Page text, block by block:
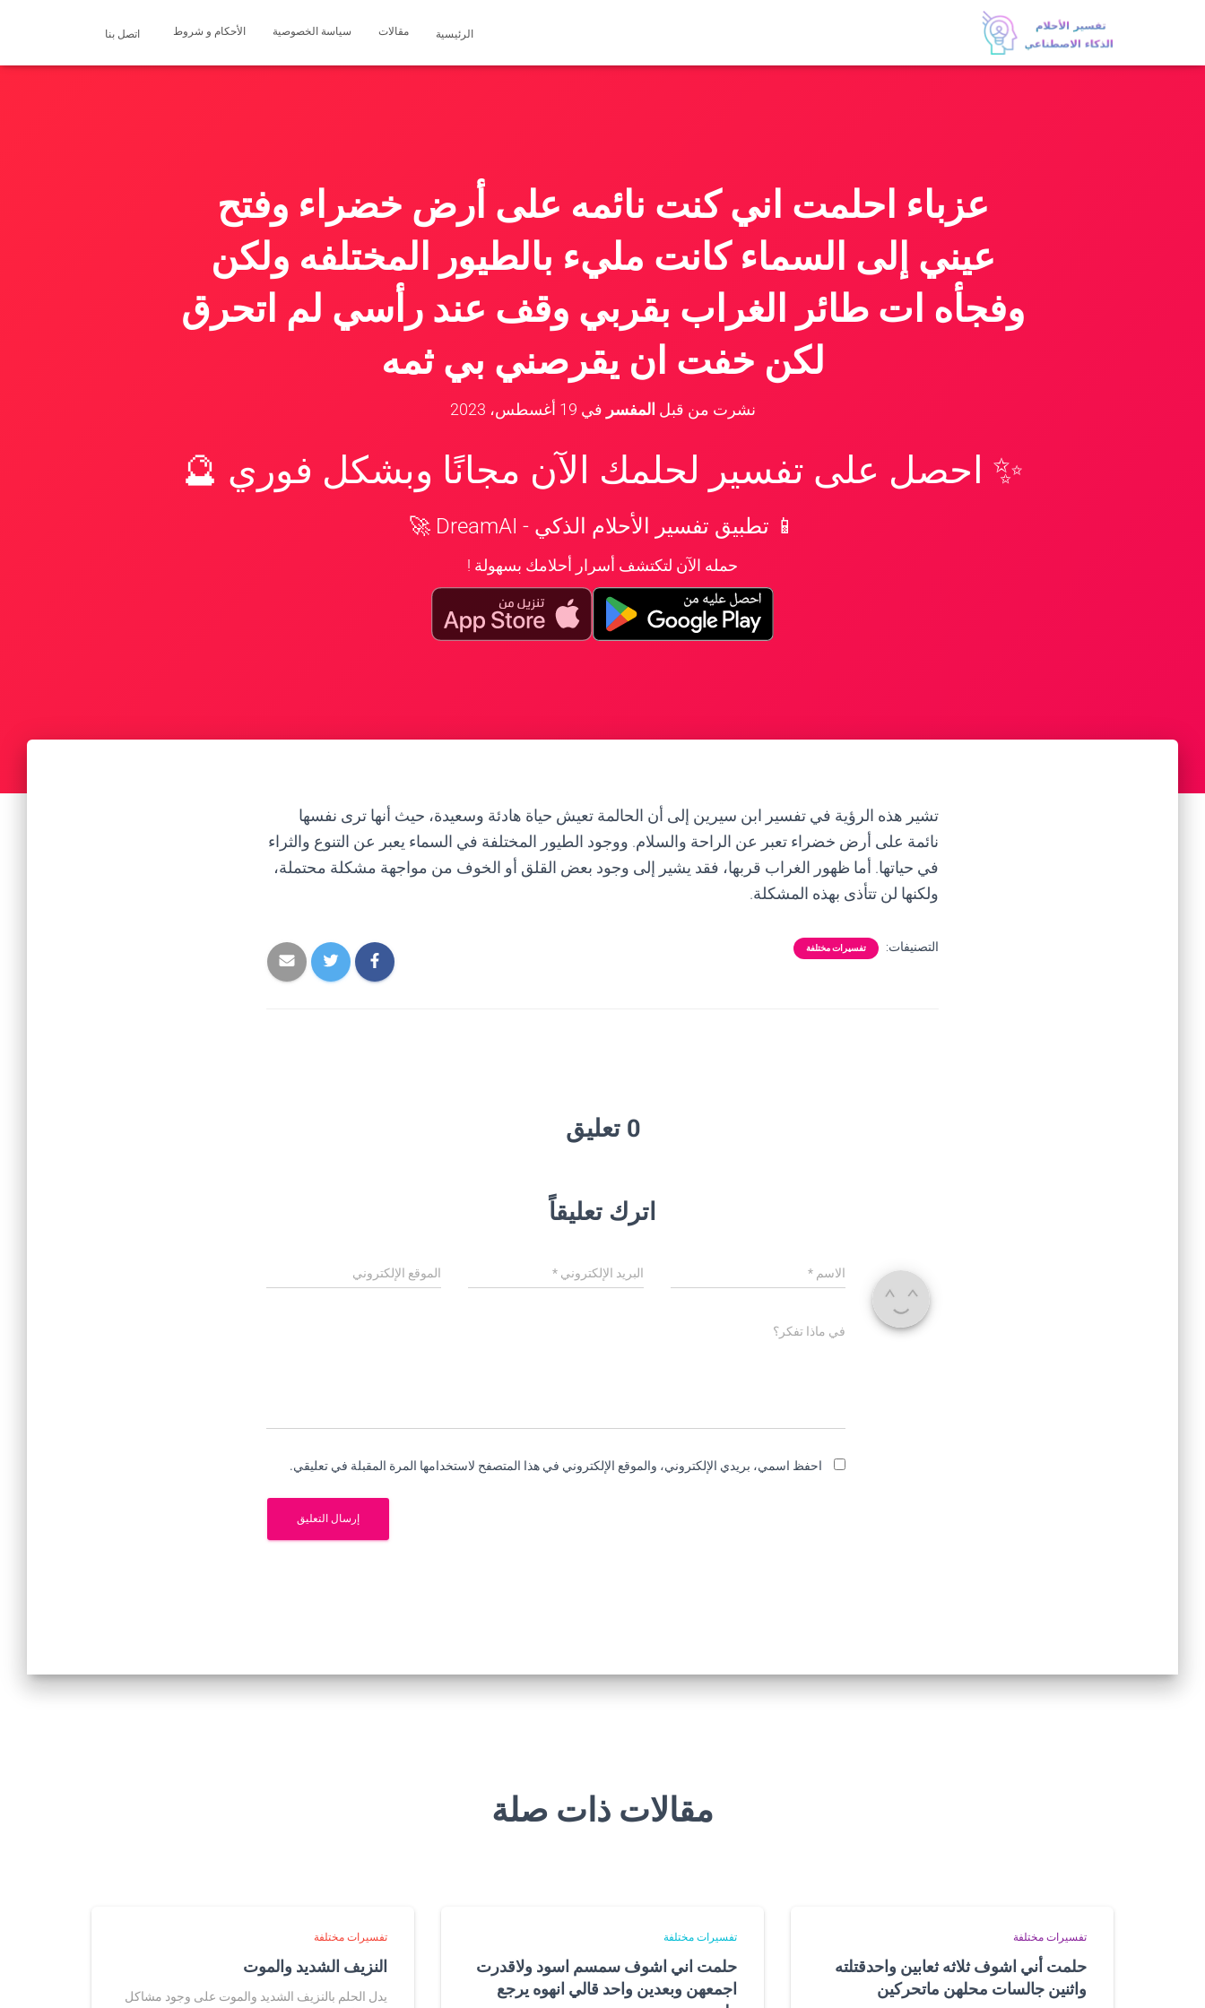
الرئيسية مقالات سياسة الخصوصية الأحكام و شروط اتصل بنا
عزباء احلمت اني كنت نائمه على أرض خضراء وفتح
عيني إلى السماء كانت مليء بالطيور المختلفه ولكن
وفجأه ات طائر الغراب بقربي وقف عند رأسي لم اتحرق
لكن خفت ان يقرصني بي ثمه
نشرت من قبل المفسر في 19 أغسطس، 2023
✨ احصل على تفسير لحلمك الآن مجانًا وبشكل فوري 🔮
📱 تطبيق تفسير الأحلام الذكي - DreamAI 🚀
حمله الآن لتكتشف أسرار أحلامك بسهولة !
تشير هذه الرؤية في تفسير ابن سيرين إلى أن الحالمة تعيش حياة هادئة وسعيدة، حيث أنها ترى نفسها
نائمة على أرض خضراء تعبر عن الراحة والسلام. ووجود الطيور المختلفة في السماء يعبر عن التنوع والثراء
في حياتها. أما ظهور الغراب قربها، فقد يشير إلى وجود بعض القلق أو الخوف من مواجهة مشكلة محتملة،
ولكنها لن تتأذى بهذه المشكلة.
التصنيفات: تفسيرات مختلفة
0 تعليق
اترك تعليقاً
الاسم * البريد الإلكتروني* الموقع الإلكتروني
في ماذا تفكر؟
احفظ اسمي، بريدي الإلكتروني، والموقع الإلكتروني في هذا المتصفح لاستخدامها المرة المقبلة في تعليقي.
مقالات ذات صلة
تفسيرات مختلفة
حلمت أني اشوف ثلاثه ثعابين واحدقتلته
واثنين جالسات محلهن ماتحركين
تفسيرات مختلفة
حلمت اني اشوف سمسم اسود ولاقدرت
اجمعهن وبعدين واحد قالي انهوه يرجع
تفسيرات مختلفة
النزيف الشديد والموت
يدل الحلم بالنزيف الشديد والموت على وجود مشاكل